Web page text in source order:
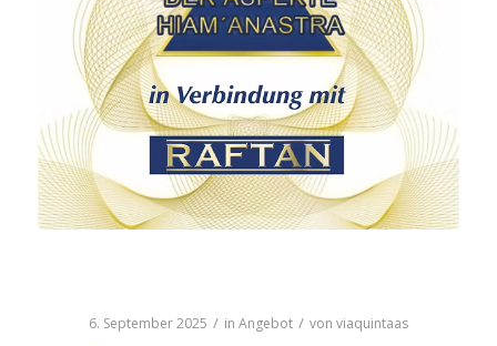
6. September 2025 / in Angebot / von viaquintaas